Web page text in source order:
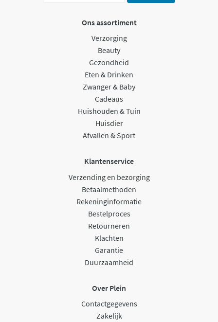
Ons assortiment
Verzorging
Beauty
Gezondheid
Eten & Drinken
Zwanger & Baby
Cadeaus
Huishouden & Tuin
Huisdier
Afvallen & Sport
Klantenservice
Verzending en bezorging
Betaalmethoden
Rekeninginformatie
Bestelproces
Retourneren
Klachten
Garantie
Duurzaamheid
Over Plein
Contactgegevens
Zakelijk